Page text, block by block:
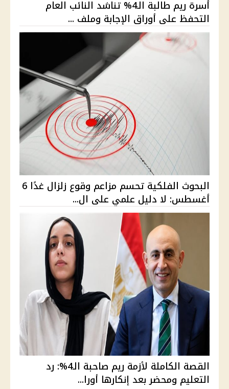
أسرة ريم طالبة الـ4% تناشد النائب العام
التحفظ على أوراق الإجابة وملف ...
البحوث الفلكية تحسم مزاعم وقوع زلزال غدًا 6
أغسطس: لا دليل علمي على ال...
القصة الكاملة لأزمة ريم صاحبة الـ4%: رد
التعليم ومحضر بعد إنكارها أورا...